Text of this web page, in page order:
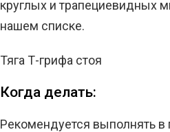
круглых и трапециевидных
нашем списке.
Тяга Т-грифа стоя
Когда делать:
Рекомендуется выполнять в